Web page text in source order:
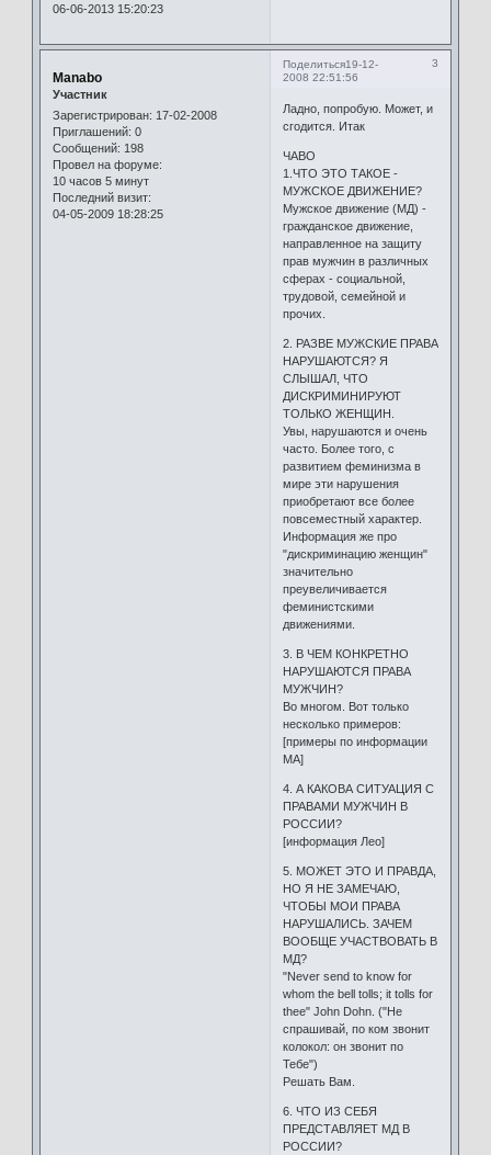
06-06-2013 15:20:23
Поделиться 3
19-12-
2008 22:51:56
Manabo
Участник
Зарегистрирован: 17-02-2008
Приглашений: 0
Сообщений: 198
Провел на форуме:
10 часов 5 минут
Последний визит:
04-05-2009 18:28:25
Ладно, попробую. Может, и
сгодится. Итак
ЧАВО
1.ЧТО ЭТО ТАКОЕ -
МУЖСКОЕ ДВИЖЕНИЕ?
Мужское движение (МД) -
гражданское движение,
направленное на защиту
прав мужчин в различных
сферах - социальной,
трудовой, семейной и
прочих.
2. РАЗВЕ МУЖСКИЕ ПРАВА
НАРУШАЮТСЯ? Я
СЛЫШАЛ, ЧТО
ДИСКРИМИНИРУЮТ
ТОЛЬКО ЖЕНЩИН.
Увы, нарушаются и очень
часто. Более того, с
развитием феминизма в
мире эти нарушения
приобретают все более
повсеместный характер.
Информация же про
"дискриминацию женщин"
значительно
преувеличивается
феминистскими
движениями.
3. В ЧЕМ КОНКРЕТНО
НАРУШАЮТСЯ ПРАВА
МУЖЧИН?
Во многом. Вот только
несколько примеров:
[примеры по информации
МА]
4. А КАКОВА СИТУАЦИЯ С
ПРАВАМИ МУЖЧИН В
РОССИИ?
[информация Лео]
5. МОЖЕТ ЭТО И ПРАВДА,
НО Я НЕ ЗАМЕЧАЮ,
ЧТОБЫ МОИ ПРАВА
НАРУШАЛИСЬ. ЗАЧЕМ
ВООБЩЕ УЧАСТВОВАТЬ В
МД?
"Never send to know for
whom the bell tolls; it tolls for
thee" John Dohn. ("Не
спрашивай, по ком звонит
колокол: он звонит по
Тебе")
Решать Вам.
6. ЧТО ИЗ СЕБЯ
ПРЕДСТАВЛЯЕТ МД В
РОССИИ?